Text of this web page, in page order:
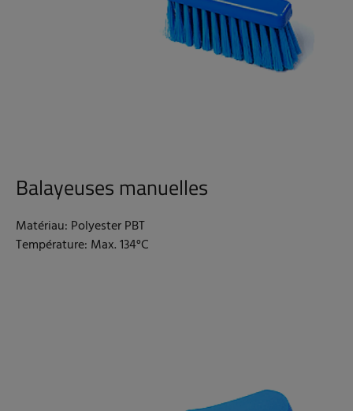
Balayeuses manuelles
Matériau: Polyester PBT
Température: Max. 134°C